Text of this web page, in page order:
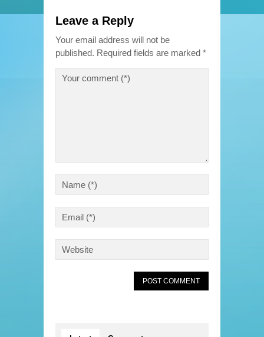
Leave a Reply
Your email address will not be
published. Required fields are marked *